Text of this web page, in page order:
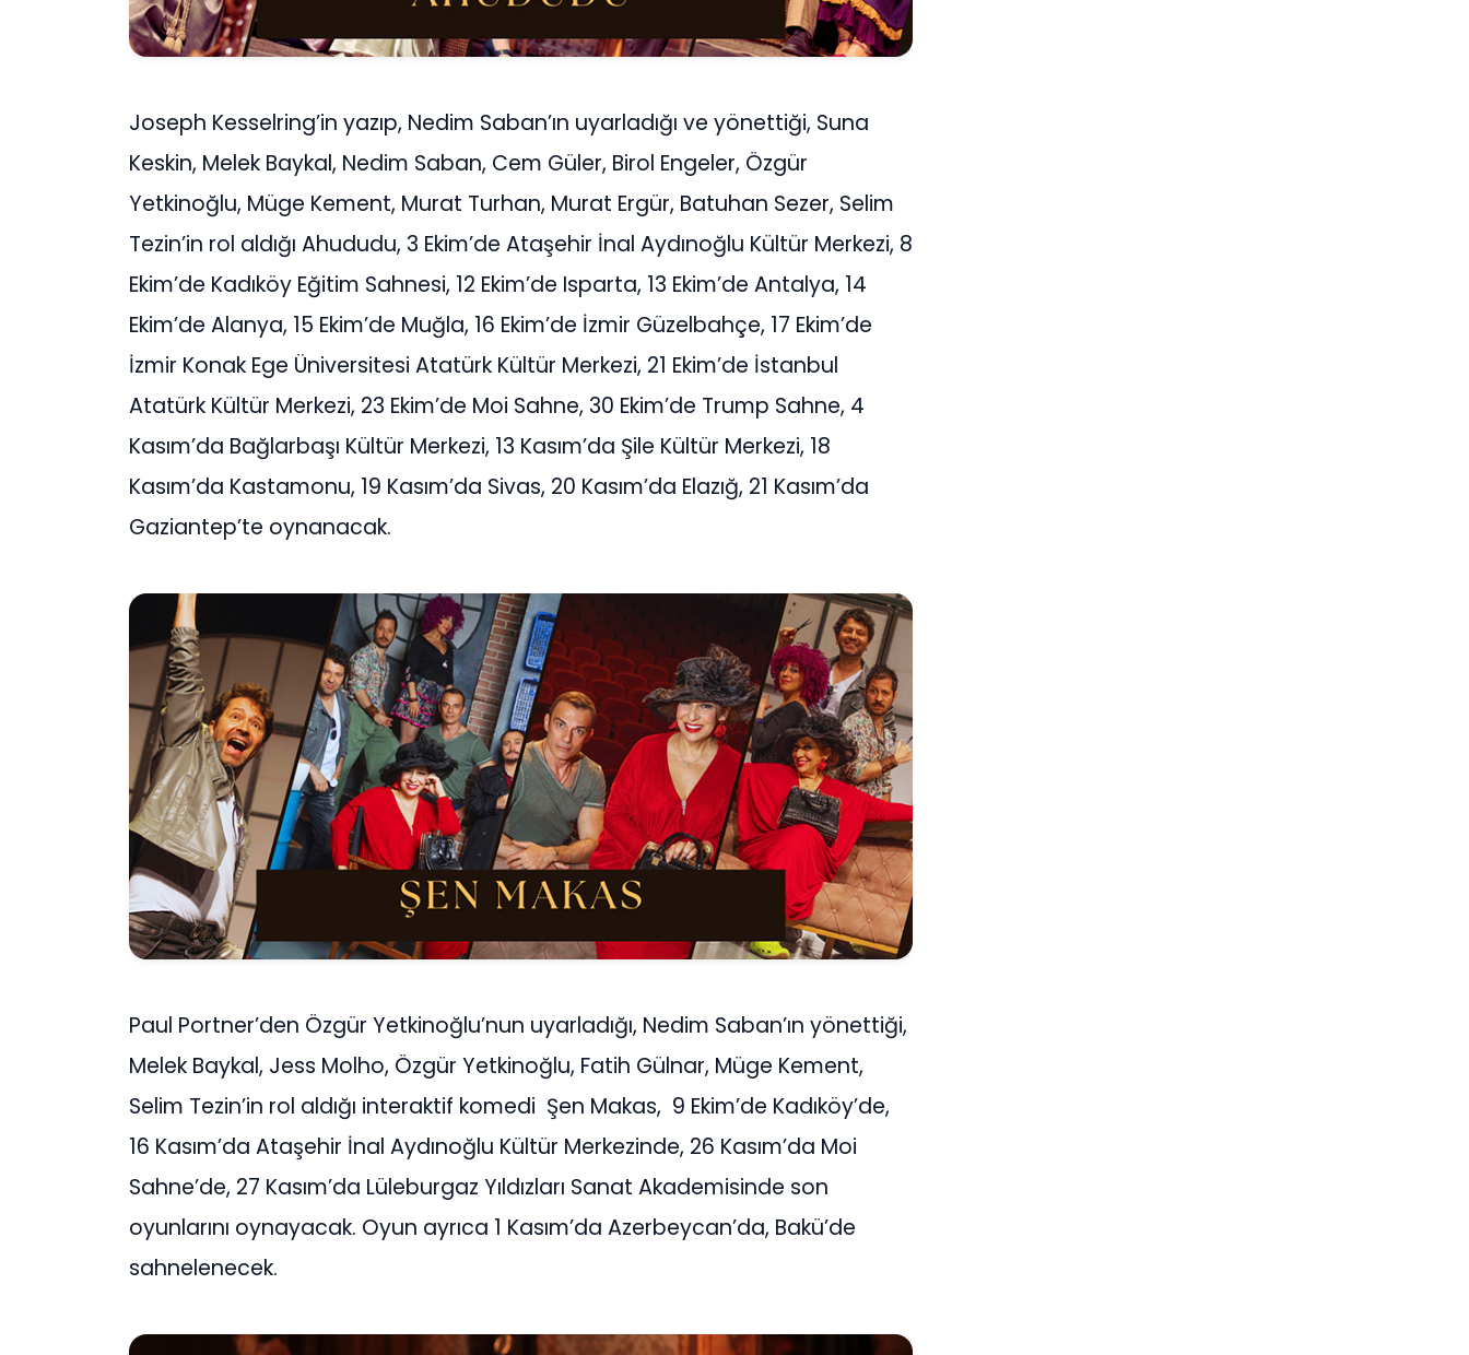
Joseph Kesselring’in yazıp, Nedim Saban’ın uyarladığı ve yönettiği, Suna
Keskin, Melek Baykal, Nedim Saban, Cem Güler, Birol Engeler, Özgür
Yetkinoğlu, Müge Kement, Murat Turhan, Murat Ergür, Batuhan Sezer, Selim
Tezin’in rol aldığı Ahududu, 3 Ekim’de Ataşehir İnal Aydınoğlu Kültür Merkezi, 8
Ekim’de Kadıköy Eğitim Sahnesi, 12 Ekim’de Isparta, 13 Ekim’de Antalya, 14
Ekim’de Alanya, 15 Ekim’de Muğla, 16 Ekim’de İzmir Güzelbahçe, 17 Ekim’de
İzmir Konak Ege Üniversitesi Atatürk Kültür Merkezi, 21 Ekim’de İstanbul
Atatürk Kültür Merkezi, 23 Ekim’de Moi Sahne, 30 Ekim’de Trump Sahne, 4
Kasım’da Bağlarbaşı Kültür Merkezi, 13 Kasım’da Şile Kültür Merkezi, 18
Kasım’da Kastamonu, 19 Kasım’da Sivas, 20 Kasım’da Elazığ, 21 Kasım’da
Gaziantep’te oynanacak.
Paul Portner’den Özgür Yetkinoğlu’nun uyarladığı, Nedim Saban’ın yönettiği,
Melek Baykal, Jess Molho, Özgür Yetkinoğlu, Fatih Gülnar, Müge Kement,
Selim Tezin’in rol aldığı interaktif komedi Şen Makas, 9 Ekim’de Kadıköy’de,
16 Kasım’da Ataşehir İnal Aydınoğlu Kültür Merkezinde, 26 Kasım’da Moi
Sahne’de, 27 Kasım’da Lüleburgaz Yıldızları Sanat Akademisinde son
oyunlarını oynayacak. Oyun ayrıca 1 Kasım’da Azerbeycan’da, Bakü’de
sahnelenecek.